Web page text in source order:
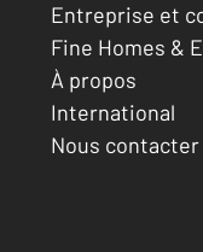
Entreprise et
Fine Homes &
À propos
International
Nous contacter